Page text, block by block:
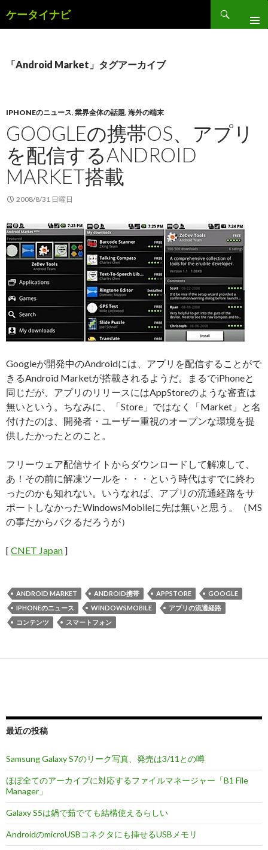
ケータイナビ
索
ン
キ
ッ
プ
「Android Market」タグアーカイブ
IPHONEのニュース, 業界全体の話題, 海外の端末
GOOGLEの携帯OS、アプリ
を配信するANDROID
MARKET搭載
2008/8/31 日曜日
Googleが開発中のAndroidには、アプリを配信することがで
きるAndroid Marketが搭載されるようだ。まるでiPhoneと
同じだが、アプリのリリースにはAppStoreのような審査は
無いという。ちなみに、「Store」ではなく「Market」と名
付けたのは、開発者・ユーザー重視のオープンな環境を提
供したかったとのこと。
フリーウェア配信サイトからダウンロードして解凍して、
あ！その前に解凍ツールを・・・という時代はすでに終わ
ったのかも知れない。いうなれば、アプリの流通経路をサ
ポートしなかったWindowsMobileに先は無いと思う。（MS
の事だからパクるだろうが）
[ CNET Japan ]
ANDROID MARKET ANDROID携帯 APPSTORE
GOOGLE
IPHONEのニュース
WINDOWSMOBILE
アプリの流通経路
コンテンツ
スマートフォン
最近の投稿
Samsung Galaxy S7のリーク写真、発売は3/11との噂
ほぼ全てのアーカイブに対応するファイルマネージャー「B1 File
Manager」
Galaxy S5は鍋で茹でても結構使えるらしい
AndroidのmicroUSBコネクタにも挿せるUSBメモリ